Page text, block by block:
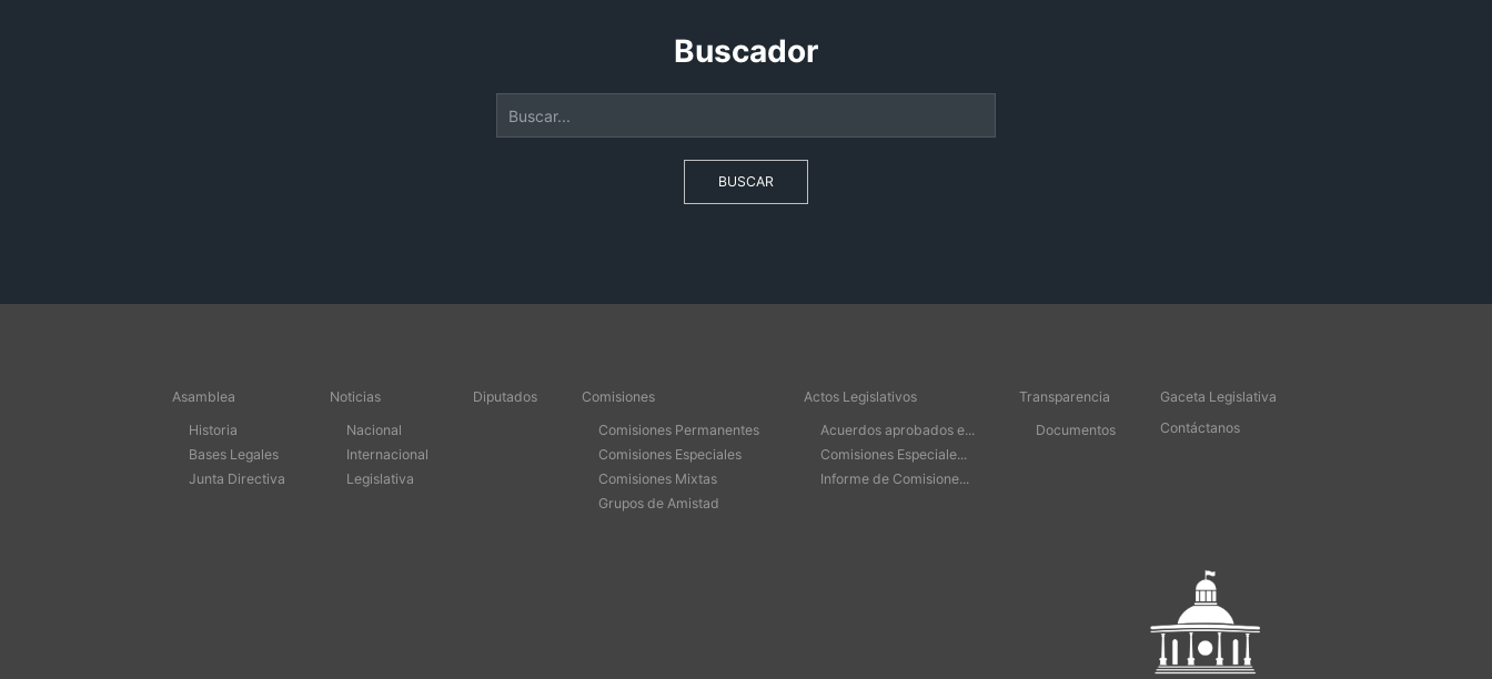
Buscador
BUSCAR
Asamblea
Historia
Bases Legales
Junta Directiva
Noticias
Nacional
Internacional
Legislativa
Diputados
Comisiones
Comisiones Permanentes
Comisiones Especiales
Comisiones Mixtas
Grupos de Amistad
Actos Legislativos
Acuerdos aprobados e...
Comisiones Especiale...
Informe de Comisione...
Transparencia
Documentos
Gaceta Legislativa
Contáctanos